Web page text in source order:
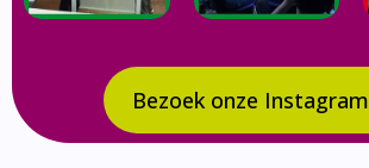
Bezoek onze Instagram